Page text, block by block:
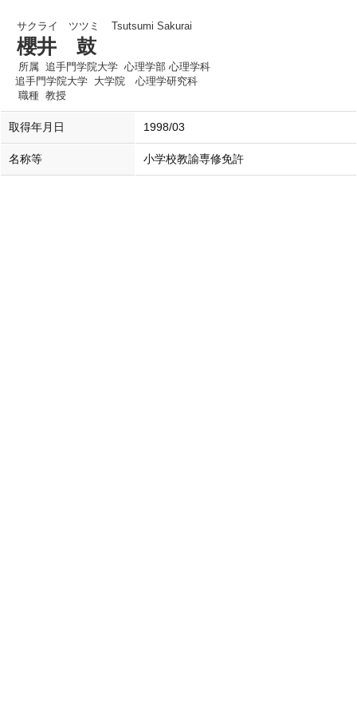
サクライ ツツミ Tsutsumi Sakurai
櫻井 鼓
所属 追手門学院大学 心理学部 心理学科
追手門学院大学 大学院 心理学研究科
職種 教授
取得年月日 1998/03
名称等 小学校教諭専修免許